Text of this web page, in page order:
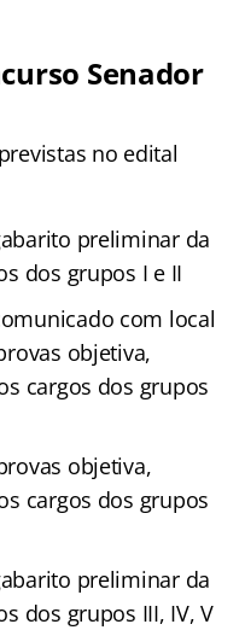
Senador
no edital
preliminar da
dos grupos I e II
com local
objetiva,
cargos dos grupos
objetiva,
cargos dos grupos
preliminar da
dos grupos III, IV, V